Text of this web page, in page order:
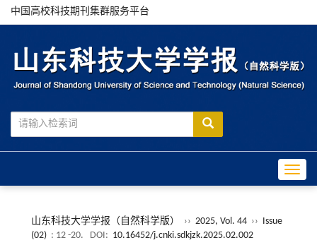
中国高校科技期刊集群服务平台
山东科技大学学报（自然科学版） ›› 2025, Vol. 44 ›› Issue
(02) : 12 -20. DOI: 10.16452/j.cnki.sdkjzk.2025.02.002